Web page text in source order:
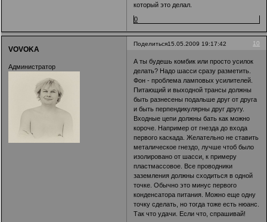
который это делал.
0
Поделиться 10
15.05.2009 19:17:42
VOVOKA
Администратор
А ты будешь комбик или просто усилок
делать? Надо шасси сразу разметить.
Фон - проблема ламповых усилителей.
Питающий и выходной трансы должны
быть разнесены подальше друг от друга
и быть перпендикулярны друг другу.
Входные цепи должны бать как можно
короче. Например от гнезда до входа
первого каскада. Желательно не ставить
металическое гнездо, лучше чтоб было
изолировано от шасси, к примеру
пластмассовое. Все проводники
заземления должны сходиться в одной
точке. Обычно это минус первого
конденсатора питания. Можно еще одну
точку сделать, но тогда тоже есть нюанс.
Так что удачи. Если что, спрашивай!